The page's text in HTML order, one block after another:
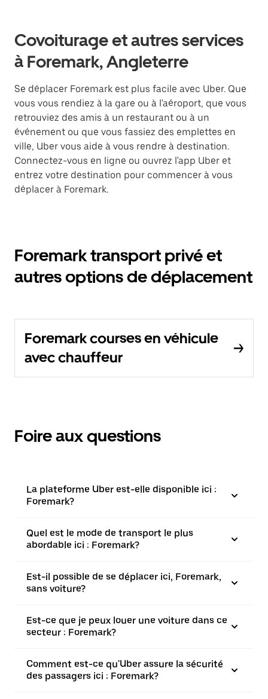
Covoiturage et autres services
à Foremark, Angleterre
Se déplacer Foremark est plus facile avec Uber. Que
vous vous rendiez à la gare ou à l'aéroport, que vous
retrouviez des amis à un restaurant ou à un
événement ou que vous fassiez des emplettes en
ville, Uber vous aide à vous rendre à destination.
Connectez-vous en ligne ou ouvrez l'app Uber et
entrez votre destination pour commencer à vous
déplacer à Foremark.
Foremark transport privé et
autres options de déplacement
Foremark courses en véhicule
avec chauffeur
Foire aux questions
La plateforme Uber est-elle disponible ici :
Foremark?
Quel est le mode de transport le plus
abordable ici : Foremark?
Est-il possible de se déplacer ici, Foremark,
sans voiture?
Est-ce que je peux louer une voiture dans ce
secteur : Foremark?
Comment est-ce qu'Uber assure la sécurité
des passagers ici : Foremark?